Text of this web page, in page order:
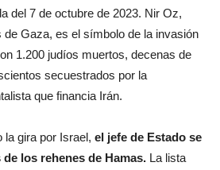
del 7 de octubre de 2023. Nir Oz,
de Gaza, es el símbolo de la invasión
1.200 judíos muertos, decenas de
secuestrados por la
que financia Irán.
la gira por Israel, el jefe de Estado se
los rehenes de Hamas. La lista